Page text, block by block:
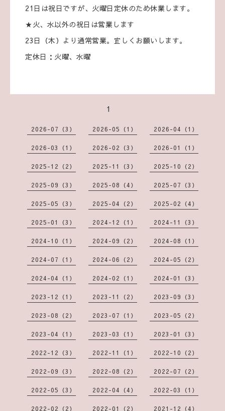
21日は祝日ですが、火曜日定休のため休業します。
★火、水以外の祝日は営業します
23日（木）より通常営業。宜しくお願いします。
定休日：火曜、水曜
1
2026-07（3） 2026-05（1） 2026-04（1）
2026-03（1） 2026-02（3） 2026-01（1）
2025-12（2） 2025-11（3） 2025-10（2）
2025-09（3） 2025-08（4） 2025-07（3）
2025-05（3） 2025-04（2） 2025-02（4）
2025-01（3） 2024-12（1） 2024-11（3）
2024-10（1） 2024-09（2） 2024-08（1）
2024-07（1） 2024-06（2） 2024-05（2）
2024-04（1） 2024-02（1） 2024-01（3）
2023-12（1） 2023-11（2） 2023-09（3）
2023-08（2） 2023-07（1） 2023-05（2）
2023-04（1） 2023-03（1） 2023-01（3）
2022-12（3） 2022-11（1） 2022-10（2）
2022-09（3） 2022-08（2） 2022-07（2）
2022-05（3） 2022-04（4） 2022-03（1）
2022-02（2） 2022-01（2） 2021-12（4）